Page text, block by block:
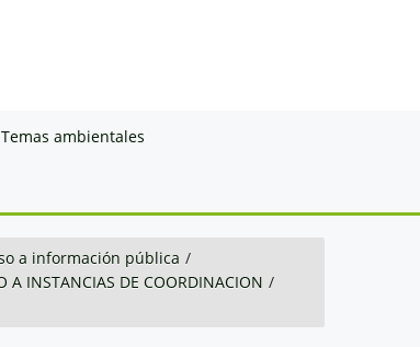
Temas ambientales
a información pública /
A INSTANCIAS DE COORDINACION /